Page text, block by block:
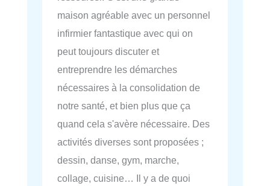
maison agréable avec un personnel
infirmier fantastique avec qui on
peut toujours discuter et
entreprendre les démarches
nécessaires à la consolidation de
notre santé, et bien plus que ça
quand cela s'avère nécessaire. Des
activités diverses sont proposées ;
dessin, danse, gym, marche,
collage, cuisine… Il y a de quoi